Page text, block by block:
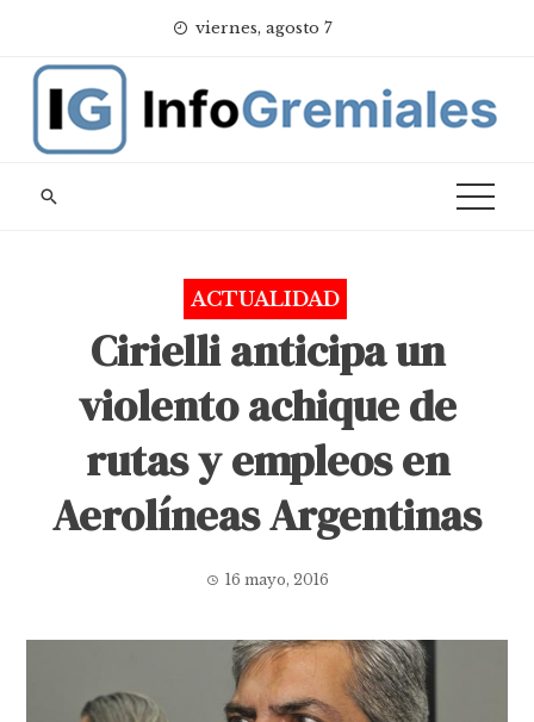
content
viernes, agosto 7
ACTUALIDAD
Cirielli anticipa un
violento achique de
rutas y empleos en
Aerolíneas Argentinas
16 mayo, 2016